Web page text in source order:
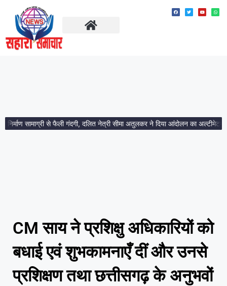
सामाग्री से फैली गंदगी, दलित नेत्री सीमा अतुलकर ने दिया आंदोलन का अल्टीमेटम।
CM साय ने प्रशिक्षु अधिकारियों को
बधाई एवं शुभकामनाएँ दीं और उनसे
प्रशिक्षण तथा छत्तीसगढ़ के अनुभवों